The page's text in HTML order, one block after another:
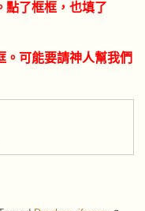
點了框框，也填了
。可能要請神人幫我們